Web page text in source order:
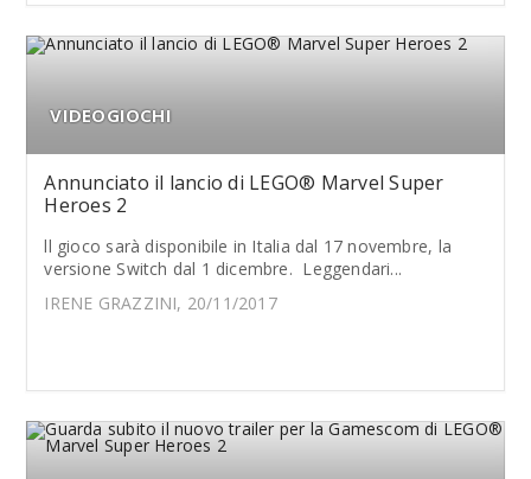
VIDEOGIOCHI
Annunciato il lancio di LEGO® Marvel Super
Heroes 2
ll gioco sarà disponibile in Italia dal 17 novembre, la
versione Switch dal 1 dicembre. Leggendari...
IRENE GRAZZINI, 20/11/2017